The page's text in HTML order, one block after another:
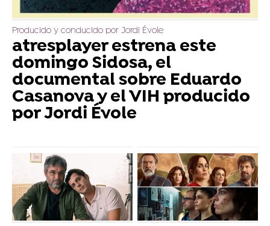
Producido y conducido por Jordi Évole
atresplayer estrena este
domingo Sidosa, el
documental sobre Eduardo
Casanova y el VIH producido
por Jordi Évole